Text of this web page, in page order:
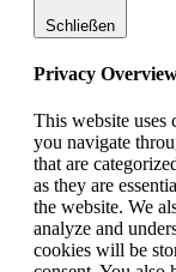
Schließen
Privacy
This website uses
you navigate
that are
as they are
the website. We
analyze and
cookies will be